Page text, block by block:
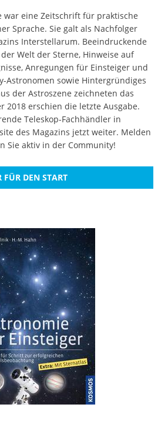
war eine Zeitschrift für praktische
Sprache. Sie galt als Nachfolger
Interstellarum. Beeindruckende
Welt der Sterne, Hinweise auf
Anregungen für Einsteiger und
Astronomen sowie Hintergründiges
der Astroszene zeichneten das
2018 erschien die letzte Ausgabe.
Teleskop-Fachhändler in
des Magazins jetzt weiter. Melden
Sie aktiv in der Community!
FÜR DEN START